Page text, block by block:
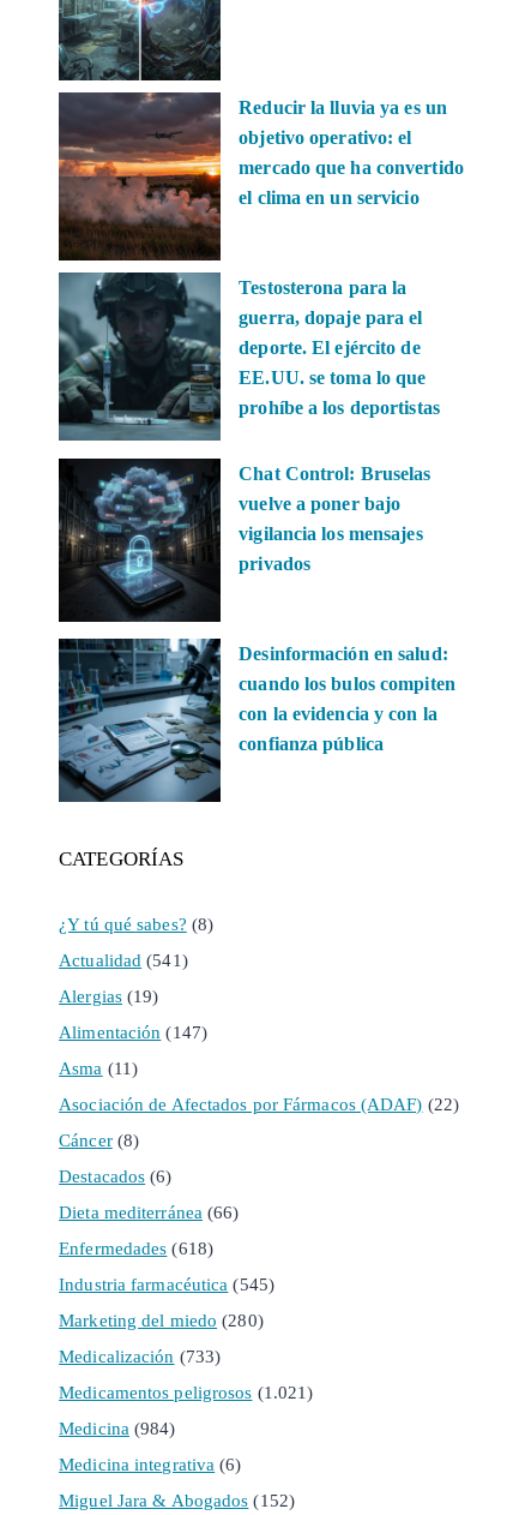
Reducir la lluvia ya es un
objetivo operativo: el
mercado que ha convertido
el clima en un servicio
Testosterona para la
guerra, dopaje para el
deporte. El ejército de
EE.UU. se toma lo que
prohíbe a los deportistas
Chat Control: Bruselas
vuelve a poner bajo
vigilancia los mensajes
privados
Desinformación en salud:
cuando los bulos compiten
con la evidencia y con la
confianza pública
CATEGORÍAS
¿Y tú qué sabes? (8)
Actualidad (541)
Alergias(19)
Alimentación (147)
Asma (11)
Asociación de Afectados por Fármacos (ADAF) (22)
Cáncer(8)
Destacados (6)
Dieta mediterránea (66)
Enfermedades (618)
Industria farmacéutica (545)
Marketing del miedo (280)
Medicalización (733)
Medicamentos peligrosos (1.021)
Medicina (984)
Medicina integrativa (6)
Miguel Jara & Abogados (152)